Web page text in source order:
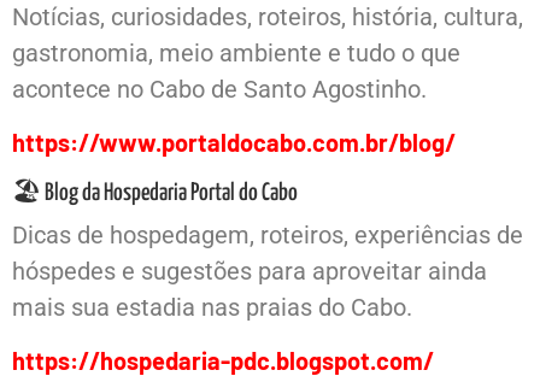
Notícias, curiosidades, roteiros, história, cultura,
gastronomia, meio ambiente e tudo o que
acontece no Cabo de Santo Agostinho.
https://www.portaldocabo.com.br/blog/
🏖️ Blog da Hospedaria Portal do Cabo
Dicas de hospedagem, roteiros, experiências de
hóspedes e sugestões para aproveitar ainda
mais sua estadia nas praias do Cabo.
https://hospedaria-pdc.blogspot.com/